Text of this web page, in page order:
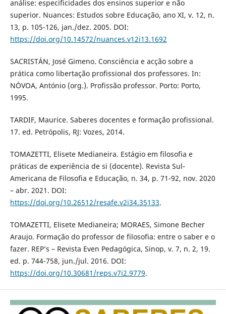
análise: especificidades dos ensinos superior e não
superior. Nuances: Estudos sobre Educação, ano XI, v. 12, n.
13, p. 105-126, jan./dez. 2005. DOI:
https://doi.org/10.14572/nuances.v12i13.1692
SACRISTÁN, José Gimeno. Consciência e acção sobre a
prática como libertação profissional dos professores. In:
NÓVOA, António (org.). Profissão professor. Porto: Porto,
1995.
TARDIF, Maurice. Saberes docentes e formação profissional.
17. ed. Petrópolis, RJ: Vozes, 2014.
TOMAZETTI, Elisete Medianeira. Estágio em filosofia e
práticas de experiência de si (docente). Revista Sul-
Americana de Filosofia e Educação, n. 34, p. 71-92, nov. 2020
– abr. 2021. DOI:
https://doi.org/10.26512/resafe.v2i34.35133.
TOMAZETTI, Elisete Medianeira; MORAES, Simone Becher
Araujo. Formação do professor de filosofia: entre o saber e o
fazer. REP’s – Revista Even Pedagógica, Sinop, v. 7, n. 2, 19.
ed. p. 744-758, jun./jul. 2016. DOI:
https://doi.org/10.30681/reps.v7i2.9779.